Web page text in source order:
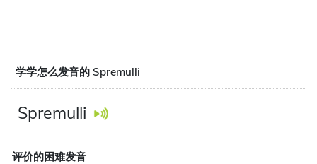
学学怎么发音的 Spremulli
Spremulli
评价的困难发音